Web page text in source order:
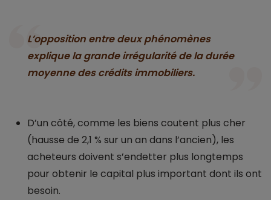
L’opposition entre deux phénomènes
explique la grande irrégularité de la durée
moyenne des crédits immobiliers.
D’un côté, comme les biens coutent plus cher
(hausse de 2,1 % sur un an dans l’ancien), les
acheteurs doivent s’endetter plus longtemps
pour obtenir le capital plus important dont ils ont
besoin.